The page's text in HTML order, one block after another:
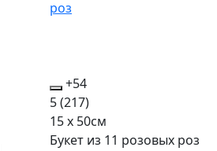
+54
5(217)
15 x 50см
Букет из 11 розовых роз